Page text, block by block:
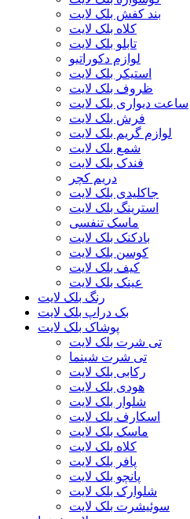
بند کفش بلک لایت
کلاه بلک لایت
تابلو بلک لایت
لوازم دکوراتیو
استیکر بلک لایت
ظروف بلک لایت
ساعت دیواری بلک لایت
فرش بلک لایت
لوازم گریم بلک لایت
شمع بلک لایت
فندک بلک لایت
دریم کچر
جاکلیدی بلک لایت
استرینگ بلک لایت
ماسک تنفسی
بادکنک بلک لایت
کوسن بلک لایت
کیف بلک لایت
عینک بلک لایت
رنگ بلک لایت
بک دراپ بلک لایت
پوشاک بلک لایت
تی شرت بلک لایت
تی شرت شبنما
رکابی بلک لایت
هودی بلک لایت
شلوار بلک لایت
اسکارف بلک لایت
ماسک بلک لایت
کلاه بلک لایت
پافر بلک لایت
پانچو بلک لایت
شلوارک بلک لایت
سوئیشرت بلک لایت